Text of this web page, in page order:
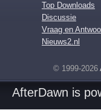
Top Downloads
Discussie
Vraag en
Nieuws2.nl
© 1999-2026
AfterDawn is